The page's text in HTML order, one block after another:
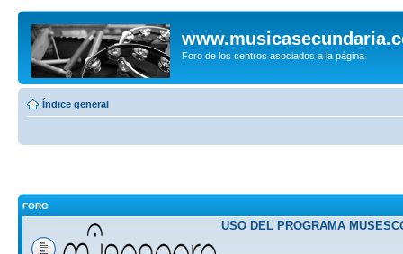
Foro de los centros asociados a la página.
Índice general
FORO
USO DEL PROGRAMA